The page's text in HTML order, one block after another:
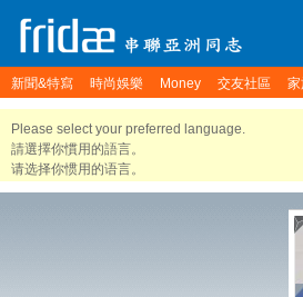
新聞&特寫 時尚娛樂 Money 交友社區
Please select your preferred language.
請選擇你慣用的語言。
请选择你惯用的语言。